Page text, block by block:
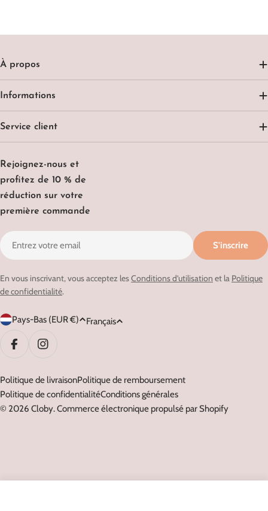
Rejoignez-nous et
profitez de 10 % de
réduction sur votre
première commande
E-
mail
S'inscrire
En vous inscrivant, vous acceptez lesConditions d’utilisation et la Politique
de confidentialité.
À propos
Informations
Service client
P
a
y
/
r
é
Pays-Bas (EUR €)
L
u
e
Français
FacebookInstagram
© 2026 Cloby.Commerce électronique propulsé par Shopify
Politique de livraisonPolitique de remboursement
Politique de confidentialitéConditions générales